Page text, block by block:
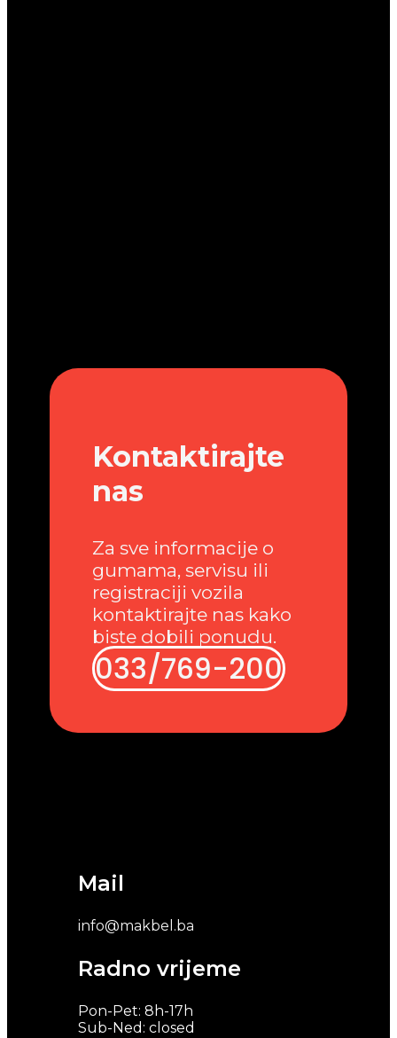
Mail
info@makbel.ba
Radno vrijeme
Pon-Pet: 8h-17h
Sub-Ned: closed
Kontaktirajte
nas
Za sve informacije o
gumama, servisu ili
registraciji vozila
kontaktirajte nas kako
biste dobili ponudu.
033/769-200